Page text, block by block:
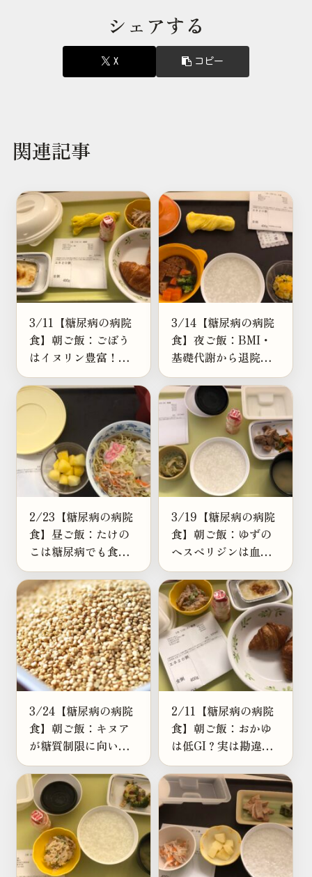
シェアする
X コピー
関連記事
3/11【糖尿病の病院
食】朝ご飯：ごぼう
はイヌリン豊富！血
糖値や腸活にも嬉し
い根菜だった
3/14【糖尿病の病院
食】夜ご飯：BMI・
基礎代謝から退院後
の白米の量を考えて
みた
2/23【糖尿病の病院
食】昼ご飯：たけの
こは糖尿病でも食べ
ていい？メンマとの
違いも解説！
3/19【糖尿病の病院
食】朝ご飯：ゆずの
ヘスペリジンは血流
や頭皮に良い？退院
後の食事に取り入れ
たい
3/24【糖尿病の病院
食】朝ご飯：キヌア
が糖質制限に向いて
いる理由とは？栄養
や食べ方を紹介
2/11【糖尿病の病院
食】朝ご飯：おかゆ
は低GI？実は勘違い
しやすい理由を解説